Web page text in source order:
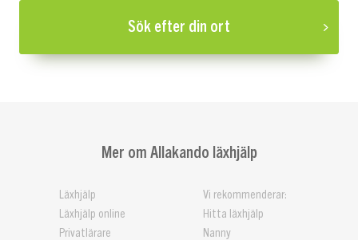
Sök efter din ort
Mer om Allakando läxhjälp
Läxhjälp
Läxhjälp online
Privatlärare
Vi rekommenderar:
Hitta läxhjälp
Nanny